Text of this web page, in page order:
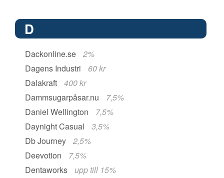
D
Dackonline.se
2%
Dagens Industri
60 kr
Dalakraft
400 kr
Dammsugarpåsar.nu
7,5%
Daniel Wellington
7,5%
Daynight Casual
3,5%
Db Journey
2,5%
Deevotion
7,5%
Dentaworks
upp till 15%